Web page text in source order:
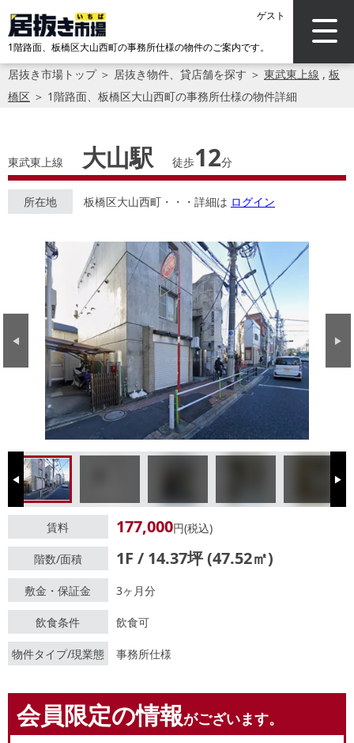
ゲスト
1階路面、板橋区大山西町の事務所仕様の物件のご案内です。
居抜き市場トップ＞ 居抜き物件、貸店舗を探す ＞ 東武東上線 , 板
橋区 ＞ 1階路面、板橋区大山西町の事務所仕様の物件詳細
東武東上線 大山駅 徒歩12分
所在地 板橋区大山西町・・・詳細は ログイン
Previous Next
Previous Next
賃料 177,000円(税込)
階数/面積 1F / 14.37坪 (47.52㎡)
敷金・保証金 3ヶ月分
飲食条件 飲食可
物件タイプ/現業態 事務所仕様
会員限定の情報がございます。